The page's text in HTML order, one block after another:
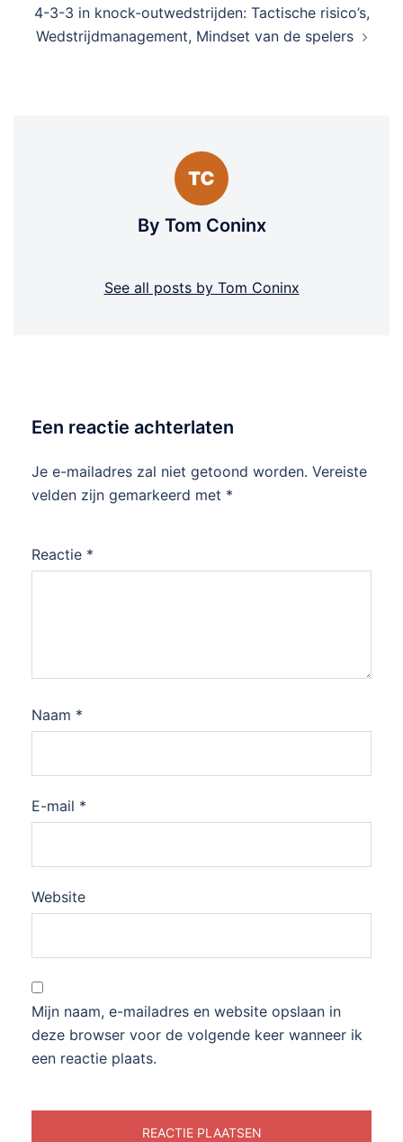
4-3-3 in knock-outwedstrijden: Tactische risico’s,
Wedstrijdmanagement, Mindset van de spelers
By Tom Coninx
See all posts by Tom Coninx
Een reactie achterlaten
Je e-mailadres zal niet getoond worden. Vereiste
velden zijn gemarkeerd met *
Reactie *
Naam *
E-mail *
Website
Mijn naam, e-mailadres en website opslaan in
deze browser voor de volgende keer wanneer ik
een reactie plaats.